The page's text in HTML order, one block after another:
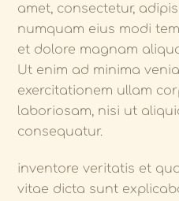
amet, consectetur,
numquam eius modi
et dolore magnam
Ut enim ad minima
exercitationem ullam
laboriosam, nisi ut
consequatur.
inventore veritatis et
vitae dicta sunt